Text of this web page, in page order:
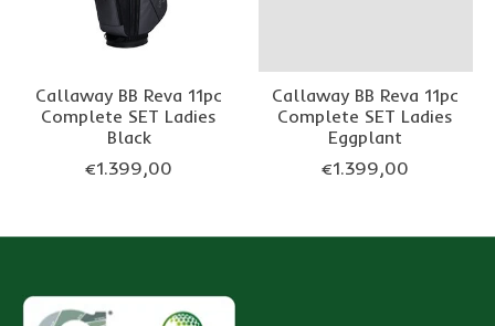
Callaway BB Reva 11pc
Complete SET Ladies
Black
€1.399,00
Callaway BB Reva 11pc
Complete SET Ladies
Eggplant
€1.399,00